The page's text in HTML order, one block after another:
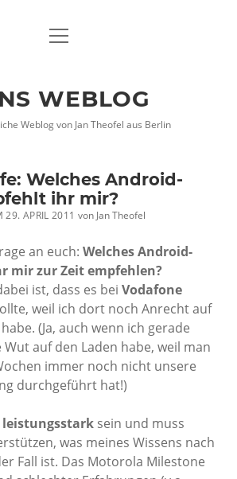
twitterfacebook
xing
Menü
WEBLOG
Weblog von Jan Theofel aus Berlin
Welches Android-
ihr mir?
29. APRIL 2011 vonJan Theofel
an euch: Welches Android-
mir zur Zeit empfehlen?
ist, dass es bei Vodafone
weil ich dort noch Anrecht auf
(Ja, auch wenn ich gerade
auf den Laden habe, weil man
immer noch nicht unsere
durchgeführt hat!)
leistungsstark sein und muss
was meines Wissens nach
Fall ist. Das Motorola Milestone